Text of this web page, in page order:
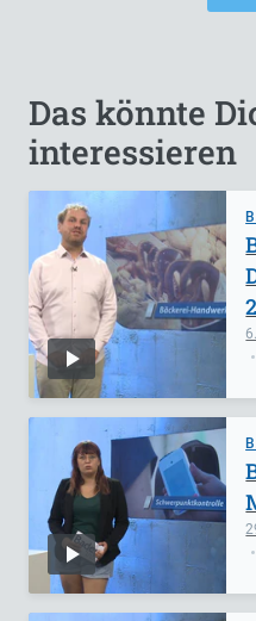
Das könnte
interessieren